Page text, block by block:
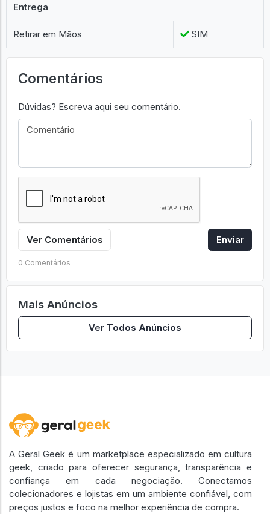
Entrega
Retirar em Mãos SIM
Comentários
Dúvidas? Escreva aqui seu comentário.
Ver Comentários Enviar
0 Comentários
Mais Anúncios
Ver Todos Anúncios
A Geral Geek é um marketplace especializado em cultura
geek, criado para oferecer segurança, transparência e
confiança em cada negociação. Conectamos
colecionadores e lojistas em um ambiente confiável, com
preços justos e foco na melhor experiência de compra.